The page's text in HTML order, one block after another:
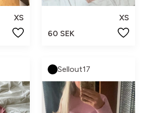
XS
XS
60 SEK
Sellout17